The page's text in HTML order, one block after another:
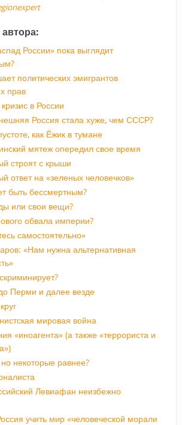
России» пока выглядит
политических эмигрантов
прав
в России
Россия стала хуже, чем СССР?
как Ёжик в тумане
мятеж опередил свое время
строят с крыши
ответ на «зеленых человечков»
быть бессмертным?
или свои вещи?
обвала империи?
самостоятельно»
«Нам нужна альтернативная
Перми и далее везде
мировая война
«иноагента» (а также «террориста и
некоторые равнее?
Левиафан неизбежно
учить мир «человеческой морали